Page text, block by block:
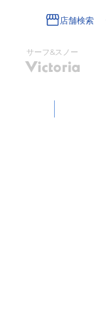
店舗検索
サーフ&スノー